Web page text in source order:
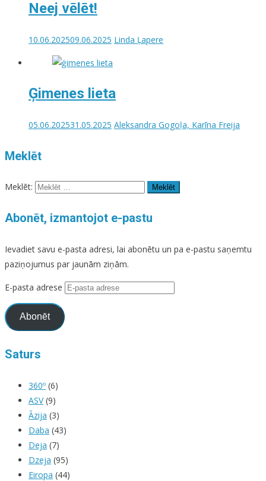
Neej vēlēt!
10.06.202509.06.2025 Linda Ļapere
Ģimenes lieta
05.06.202531.05.2025 Aleksandra Gogoļa, Karīna Freija
Meklēt
Meklēt:
Abonēt, izmantojot e-pastu
Ievadiet savu e-pasta adresi, lai abonētu un pa e-pastu saņemtu
paziņojumus par jaunām ziņām.
E-pasta adrese
Abonēt
Saturs
360º (6)
ASV(9)
Āzija (3)
Daba (43)
Deja (7)
Dzeja (95)
Eiropa (44)